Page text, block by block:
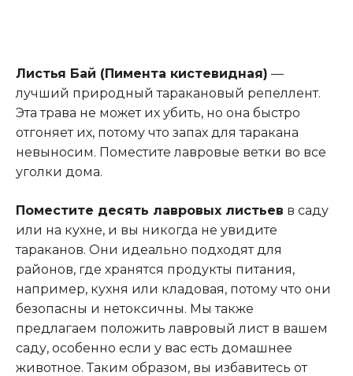
Листья Бай (Пимента кистевидная) —
лучший природный таракановый репеллент.
Эта трава не может их убить, но она быстро
отгоняет их, потому что запах для таракана
невыносим. Поместите лавровые ветки во все
уголки дома.
Поместите десять лавровых листьев в саду
или на кухне, и вы никогда не увидите
тараканов. Они идеально подходят для
районов, где хранятся продукты питания,
например, кухня или кладовая, потому что они
безопасны и нетоксичны. Мы также
предлагаем положить лавровый лист в вашем
саду, особенно если у вас есть домашнее
животное. Таким образом, вы избавитесь от